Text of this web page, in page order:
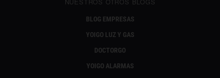
BLOG EMPRESAS
YOIGO LUZ Y GAS
DOCTORGO
YOIGO ALARMAS